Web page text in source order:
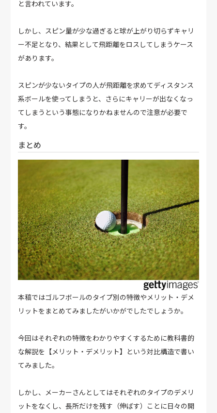
と言われています。
しかし、スピン量が少な過ぎると球が上がり切らずキャリ
ー不足となり、結果として飛距離をロスしてしまうケース
があります。
スピンが少ないタイプの人が飛距離を求めてディスタンス
系ボールを使ってしまうと、さらにキャリーが出なくなっ
てしまうという事態になりかねませんので注意が必要で
す。
まとめ
本稿ではゴルフボールのタイプ別の特徴やメリット・デメ
リットをまとめてみましたがいかがでしたでしょうか。
今回はそれぞれの特徴をわかりやすくするために教科書的
な解説を【メリット・デメリット】という対比構造で書い
てみました。
しかし、メーカーさんとしてはそれぞれのタイプのデメリ
ットをなくし、長所だけを残す（伸ばす）ことに日々の開